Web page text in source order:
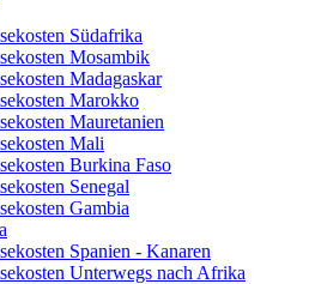
Südafrika
Mosambik
Madagaskar
Marokko
Mauretanien
Mali
Burkina Faso
Senegal
Gambia
Spanien - Kanaren
Unterwegs nach Afrika